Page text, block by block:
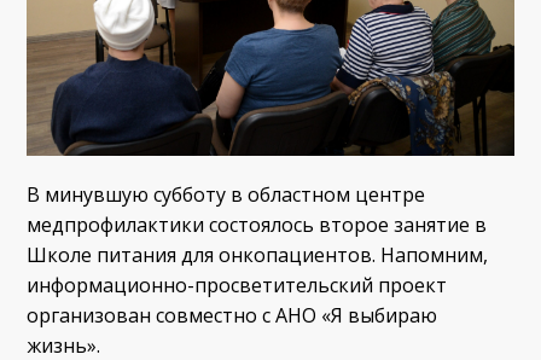
В минувшую субботу в областном центре
медпрофилактики состоялось второе занятие в
Школе питания для онкопациентов. Напомним,
информационно-просветительский проект
организован совместно с АНО «Я выбираю
жизнь».